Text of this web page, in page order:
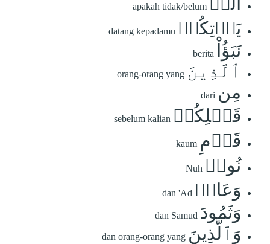
apakah tidak/belum
يَأۡتِكُمۡ datang kepadamu
نَبَؤُاْ berita
ٱلَّذِينَ orang-orang yang
مِن dari
قَبۡلِكُمۡ sebelum kalian
قَوۡمِ kaum
نُوحٖ Nuh
وَعَادٖ dan 'Ad
وَثَمُودَ dan Samud
وَٱلَّذِينَ dan orang-orang yang